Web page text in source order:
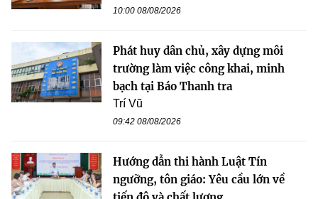
10:00 08/08/2026
Phát huy dân chủ, xây dựng môi
trường làm việc công khai, minh
bạch tại Báo Thanh tra
Trí Vũ
09:42 08/08/2026
Hướng dẫn thi hành Luật Tín
ngưỡng, tôn giáo: Yêu cầu lớn về